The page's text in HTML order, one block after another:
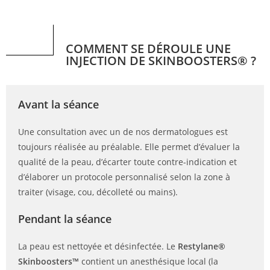
COMMENT SE DÉROULE UNE
INJECTION DE SKINBOOSTERS® ?
Avant la séance
Une consultation avec un de nos dermatologues est
toujours réalisée au préalable. Elle permet d’évaluer la
qualité de la peau, d’écarter toute contre-indication et
d’élaborer un protocole personnalisé selon la zone à
traiter (visage, cou, décolleté ou mains).
Pendant la séance
La peau est nettoyée et désinfectée. Le Restylane®
Skinboosters™ contient un anesthésique local (la